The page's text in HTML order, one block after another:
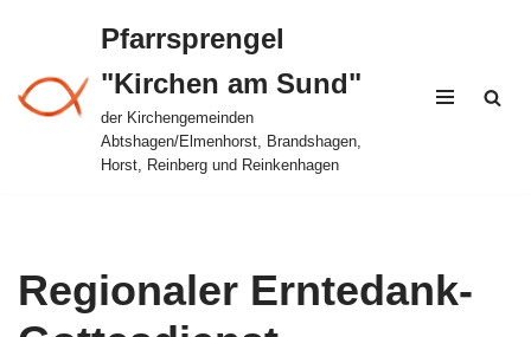
Inhalt
springen
Pfarrsprengel
"Kirchen am Sund"
der Kirchengemeinden
Abtshagen/Elmenhorst, Brandshagen,
Horst, Reinberg und Reinkenhagen
Regionaler Erntedank-